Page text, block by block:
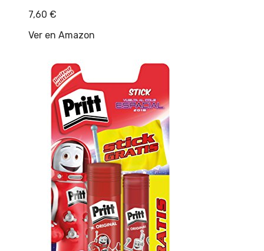
7,60 €
Ver en Amazon